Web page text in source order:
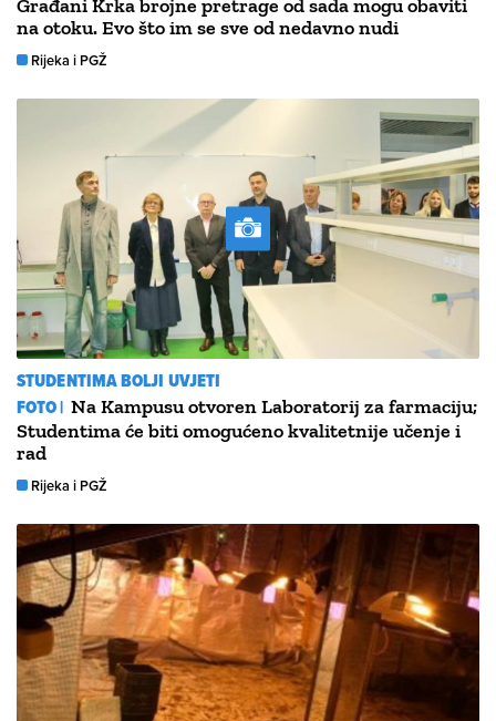
Građani Krka brojne pretrage od sada mogu obaviti
na otoku. Evo što im se sve od nedavno nudi
Rijeka i PGŽ
STUDENTIMA BOLJI UVJETI
FOTO | Na Kampusu otvoren Laboratorij za farmaciju;
Studentima će biti omogućeno kvalitetnije učenje i
rad
Rijeka i PGŽ